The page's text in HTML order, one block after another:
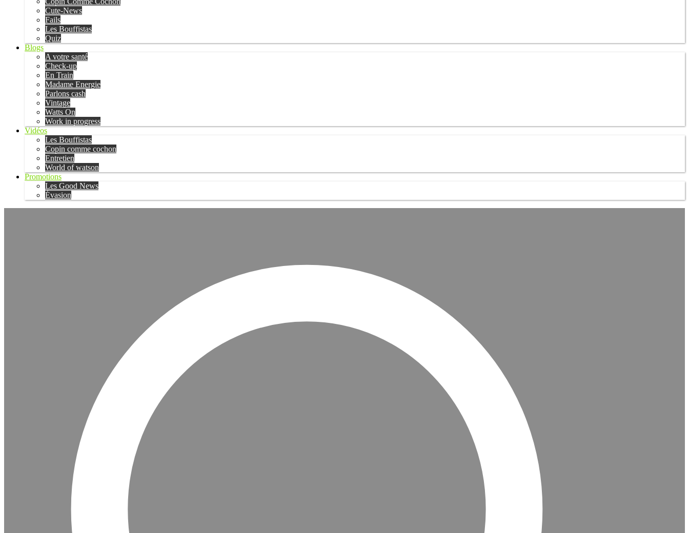
Cute-News
Fails
Les Bouffistas
Quiz
Blogs
A votre santé
Check-up
En Train
Madame Energie
Parlons cash
Vintage
Watts On
Work in progress
Vidéos
Les Bouffistas
Copin comme cochon
Entretien
World of watson
Promotions
Les Good News
Évasion